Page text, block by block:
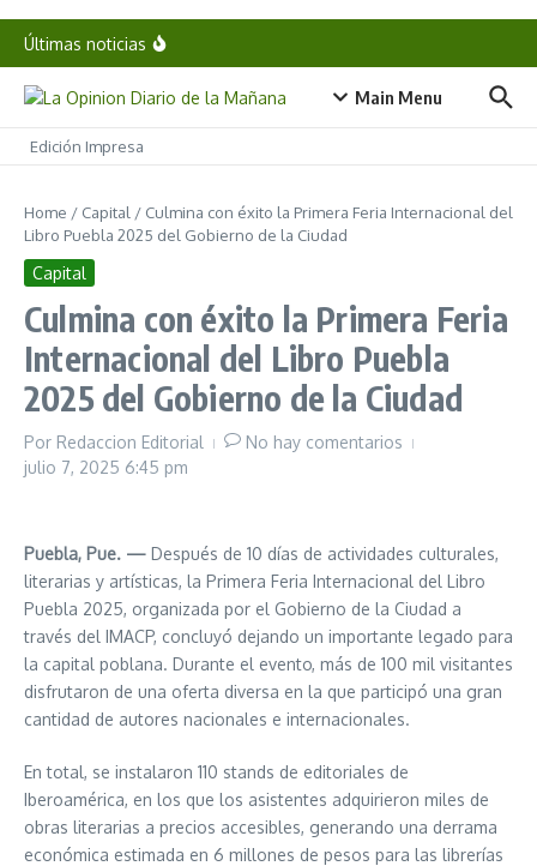
Saltar al contenido
Últimas noticias
inundaciones
¿Pong o Spacewar? El debate sobre el origen del
videojuego
Main Menu
Edición Impresa
Home / Capital / Culmina con éxito la Primera Feria Internacional del
Libro Puebla 2025 del Gobierno de la Ciudad
Capital
Culmina con éxito la Primera Feria
Internacional del Libro Puebla
2025 del Gobierno de la Ciudad
Por Redaccion Editorial
No hay comentarios
julio 7, 2025 6:45 pm
Puebla, Pue. — Después de 10 días de actividades culturales,
literarias y artísticas, la Primera Feria Internacional del Libro
Puebla 2025, organizada por el Gobierno de la Ciudad a
través del IMACP, concluyó dejando un importante legado para
la capital poblana. Durante el evento, más de 100 mil visitantes
disfrutaron de una oferta diversa en la que participó una gran
cantidad de autores nacionales e internacionales.
En total, se instalaron 110 stands de editoriales de
Iberoamérica, en los que los asistentes adquirieron miles de
obras literarias a precios accesibles, generando una derrama
económica estimada en 6 millones de pesos para las librerías